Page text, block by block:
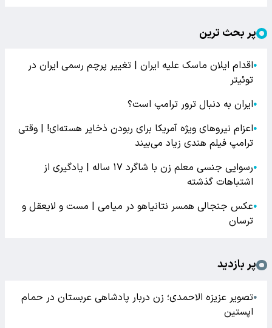
پر بحث ترین
●اقدام ایلان ماسک علیه ایران | تغییر پرچم رسمی ایران در
توئیتر
●ایران به دنبال ترور ترامپ است؟
●اعزام نیروهای ویژه آمریکا برای ربودن ذخایر هسته‌ای! | وقتی
ترامپ فیلم هندی زیاد می‌بیند
●
رسوایی جنسی معلم زن با شاگرد ۱۷ ساله | یادگیری از
اشتباهات گذشته
●عکس جنجالی همسر نتانیاهو در میامی | مست و لایعقل و
ترسان
پر بازدید
●تصویر عزیزه الاحمدی؛ زن دربار پادشاهی عربستان در حمام
اپستین